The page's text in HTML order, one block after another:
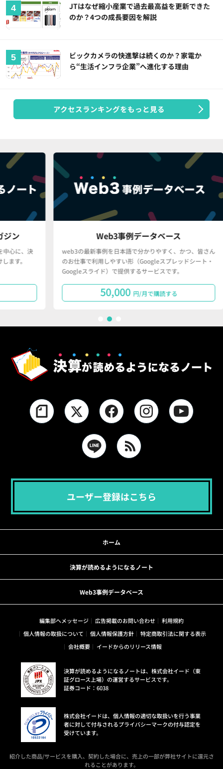
JTはなぜ縮小産業で過去最高益を更新できた
のか？4つの成長要因を解説
ビックカメラの快進撃は続くのか？家電か
ら“生活インフラ企業”へ進化する理由
アクセスランキングをもっと見る
Web3事例データベース
web3の最新事例を日本語で分かりやすく、かつ、皆さん
のお仕事で利用しやすい形（Googleスプレッドシート・
Googleスライド）で提供するサービスです。
50,000 円/月で購読する
「
ユーザー登録はこちら
ホーム
決算が読めるようになるノート
Web3事例データベース
編集部へメッセージ 広告掲載のお問い合わせ
利用規約
個人情報の取扱について
個人情報保護方針
特定商取引法に関する表示
会社概要
イードからのリリース情報
決算が読めるようになるノートは、株式会社イード（東
証グロース上場）の運営するサービスです。
証券コード：6038
株式会社イードは、個人情報の適切な取扱いを行う事業
者に対して付与されるプライバシーマークの付与認定を
受けています。
紹介した商品/サービスを購入、契約した場合に、売上の一部が弊社サイトに還元さ
れることがあります。